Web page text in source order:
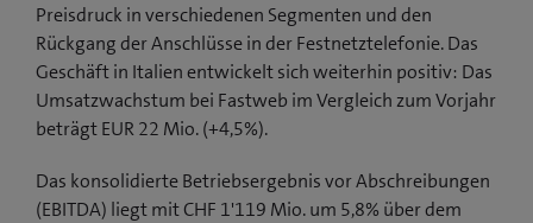
Preisdruck in verschiedenen Segmenten und den
Rückgang der Anschlüsse in der Festnetztelefonie. Das
Geschäft in Italien entwickelt sich weiterhin positiv: Das
Umsatzwachstum bei Fastweb im Vergleich zum Vorjahr
beträgt EUR 22 Mio. (+4,5%).
Das konsolidierte Betriebsergebnis vor Abschreibungen
(EBITDA) liegt mit CHF 1'119 Mio. um 5,8% über dem